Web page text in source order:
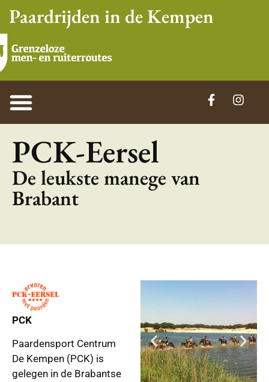
Paardrijden in de Kempen
PCK-Eersel
De leukste manege van
Brabant
PCK
Paardensport Centrum
De Kempen (PCK) is
gelegen in de Brabantse